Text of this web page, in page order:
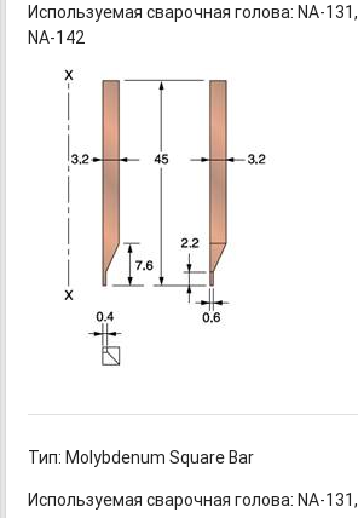
Используемая сварочнаяголова: NA-131,
NA-142
Тип: Molybdenum Square Bar
Используемая сварочнаяголова: NA-131,